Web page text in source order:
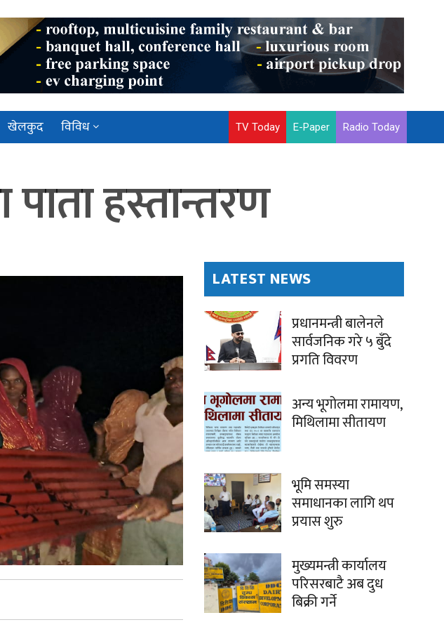
खेलकुद विविध TV Today E-Paper Radio Today
हस्तान्तरण
LATEST NEWS
प्रधानमन्त्री बालेनले
सार्वजनिक गरे ५ बुँदे
प्रगति विवरण
अन्य भूगोलमा रामायण,
मिथिलामा सीतायण
भूमि समस्या
समाधानका लागि थप
प्रयास शुरु
मुख्यमन्त्री कार्यालय
परिसरबाटै अब दुध
बिक्री गर्ने